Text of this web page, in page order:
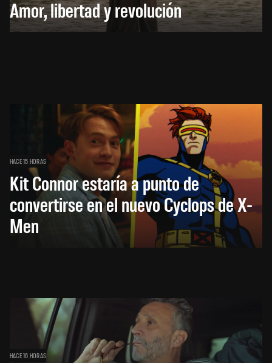
Amor, libertad y revolución
HACE 15 HORAS
Kit Connor estaría a punto de
convertirse en el nuevo Cyclops de X-
Men
HACE 16 HORAS